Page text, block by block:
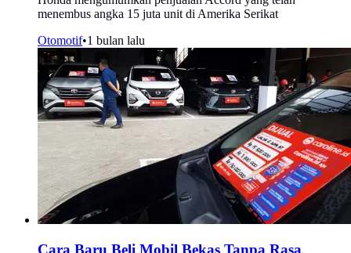
menembus angka 15 juta unit di Amerika Serikat
Otomotif•1 bulan lalu
Cara Baru Beli Mobil Bekas Tanpa Rasa